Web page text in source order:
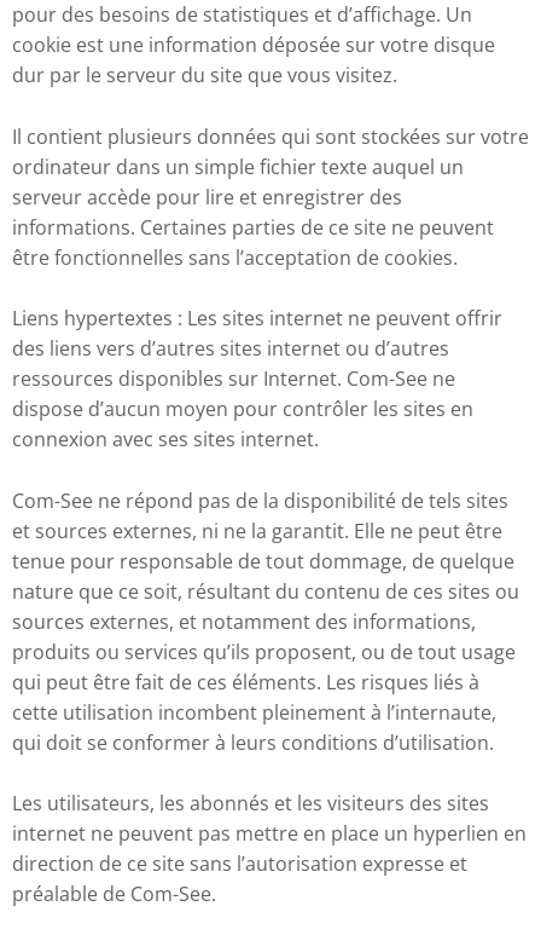
pour des besoins de statistiques et d’affichage. Un
cookie est une information déposée sur votre disque
dur par le serveur du site que vous visitez.
Il contient plusieurs données qui sont stockées sur votre
ordinateur dans un simple fichier texte auquel un
serveur accède pour lire et enregistrer des
informations. Certaines parties de ce site ne peuvent
être fonctionnelles sans l’acceptation de cookies.
Liens hypertextes : Les sites internet ne peuvent offrir
des liens vers d’autres sites internet ou d’autres
ressources disponibles sur Internet. Com-See ne
dispose d’aucun moyen pour contrôler les sites en
connexion avec ses sites internet.
Com-See ne répond pas de la disponibilité de tels sites
et sources externes, ni ne la garantit. Elle ne peut être
tenue pour responsable de tout dommage, de quelque
nature que ce soit, résultant du contenu de ces sites ou
sources externes, et notamment des informations,
produits ou services qu’ils proposent, ou de tout usage
qui peut être fait de ces éléments. Les risques liés à
cette utilisation incombent pleinement à l’internaute,
qui doit se conformer à leurs conditions d’utilisation.
Les utilisateurs, les abonnés et les visiteurs des sites
internet ne peuvent pas mettre en place un hyperlien en
direction de ce site sans l’autorisation expresse et
préalable de Com-See.